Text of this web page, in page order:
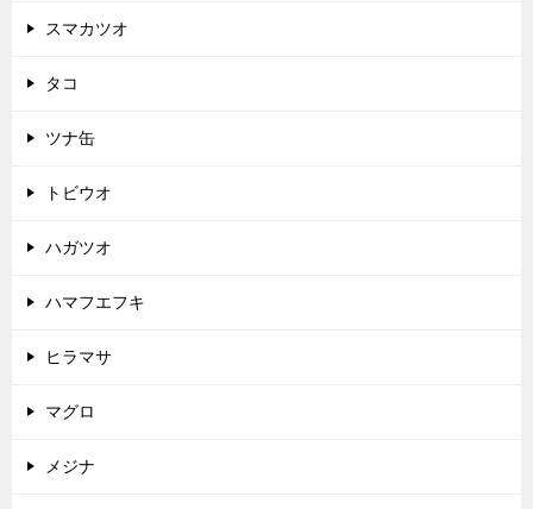
スマカツオ
タコ
ツナ缶
トビウオ
ハガツオ
ハマフエフキ
ヒラマサ
マグロ
メジナ